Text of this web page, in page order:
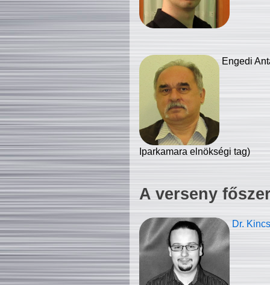
Engedi
Iparkamara elnökségi tag)
A verseny
Dr.